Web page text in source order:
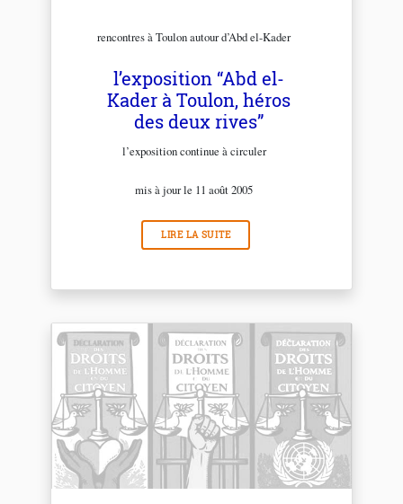
rencontres à Toulon autour d’Abd el-Kader
l’exposition “Abd el-
Kader à Toulon, héros
des deux rives”
l’exposition continue à circuler
mis à jour le 11 août 2005
LIRE LA SUITE